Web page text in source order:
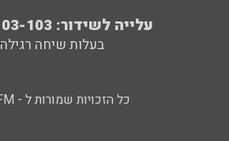
עלייה לשידור: 0552-103-103
בעלות שיחה רגילה
כל הזכויות שמורות ל - 103FM